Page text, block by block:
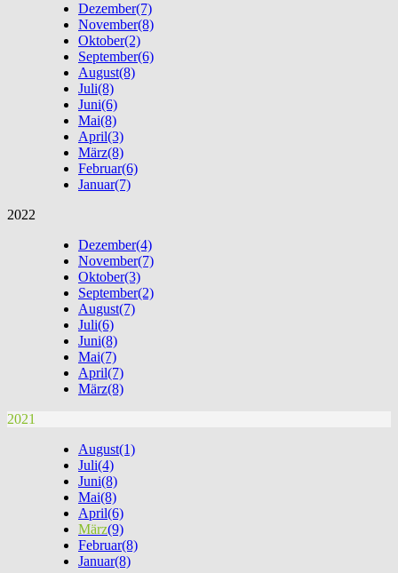
Dezember(7)
November(8)
Oktober(2)
September(6)
August(8)
Juli(8)
Juni(6)
Mai(8)
April(3)
März(8)
Februar(6)
Januar(7)
2022
Dezember(4)
November(7)
Oktober(3)
September(2)
August(7)
Juli(6)
Juni(8)
Mai(7)
April(7)
März(8)
2021
August(1)
Juli(4)
Juni(8)
Mai(8)
April(6)
März(9)
Februar(8)
Januar(8)